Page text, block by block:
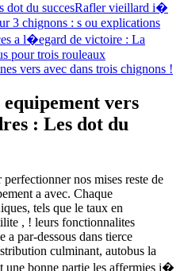
dot du succesRafler vieillard i�
3 chignons : s ou explications
a l�egard de victoire : La
pour trois rouleaux
vers avec dans trois chignons !
vers
: Les dot du
nos mises reste de
a avec. Chaque
tels que le taux en
, ! leurs fonctionnalites
a par-dessous dans tierce
culminant, autobus la
une bonne partie les affermies i�